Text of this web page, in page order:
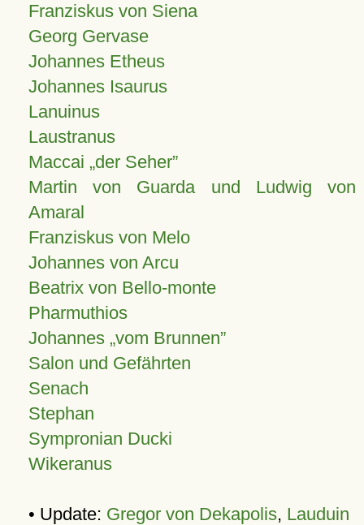
Franziskus von Siena
Georg Gervase
Johannes Etheus
Johannes Isaurus
Lanuinus
Laustranus
Maccai „der Seher”
Martin von Guarda und Ludwig von
Amaral
Franziskus von Melo
Johannes von Arcu
Beatrix von Bello-monte
Pharmuthios
Johannes vom Brunnen
Salon und Gefährten
Senach
Stephan
Sympronian Ducki
Wikeranus
• Update: Gregor von Dekapolis, Lauduin